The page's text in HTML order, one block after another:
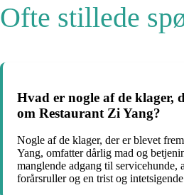
Ofte stillede
Hvad er nogle af de klager,
om Restaurant Zi Yang?
Nogle af de klager, der er blevet
Yang, omfatter dårlig mad og
manglende adgang til servicehunde,
forårsruller og en trist og